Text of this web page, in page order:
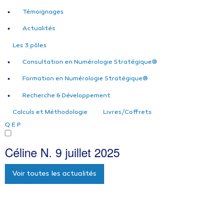
Témoignages
Actualités
Les 3 pôles
Consultation en Numérologie Stratégique®
Formation en Numérologie Stratégique®
Recherche & Développement
Calculs et Méthodologie
Livres/Coffrets
Q E P
Céline N. 9 juillet 2025
Voir toutes les actualités